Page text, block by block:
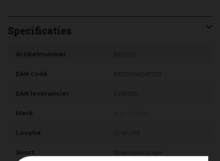
Specificaties
Artikelnummer 812003
EAN code 8720634047333
EAN leverancier DN85531
Merk
Locatie G-W-013
Soort Bloempothanger